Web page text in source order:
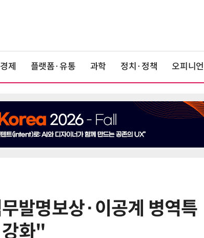
경제 플랫폼·유통 과학 정치·정책 오피니언
발명보상·이공계 병역특
강화"
6
KIST, 기존 반도체 공정으로 전기·